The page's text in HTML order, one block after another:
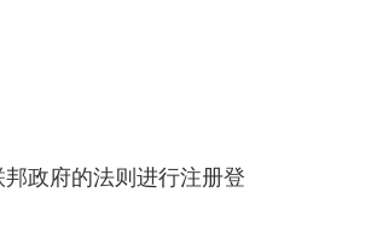
政府的法则进行注册登